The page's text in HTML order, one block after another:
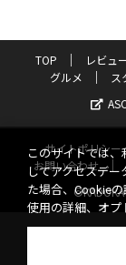
TOP レビュ
グルメ
ス
サイトポリシー
お問い合わせ
このサイトでは
してアクセスデ
た場合、Cookie
使用の詳細、オプ